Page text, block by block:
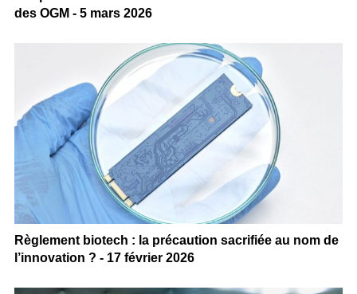
des OGM - 5 mars 2026
Règlement biotech : la précaution sacrifiée au nom de
l’innovation ? - 17 février 2026